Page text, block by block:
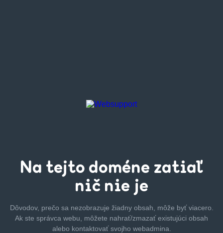
Na tejto doméne zatiaľ
nič nie je
Dôvodov, prečo sa nezobrazuje žiadny obsah, môže byťviacero.
Ak ste správca webu, môžete nahrať/zmazaťexistujúci obsah
alebo kontaktovať svojho webadmina.